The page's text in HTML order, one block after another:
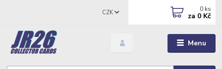
Menu
CZK 0 ks
za 0 Kč